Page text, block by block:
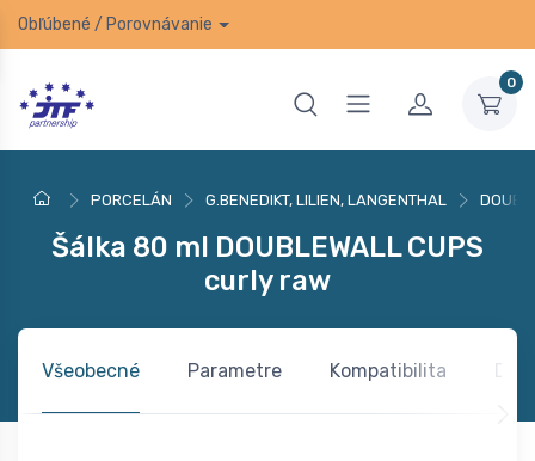
Obľúbené / Porovnávanie
0
PORCELÁN G.BENEDIKT, LILIEN, LANGENTHAL
Šálka 80 ml DOUBLEWALL CUPS
curly raw
Všeobecné Parametre Kompatibilita